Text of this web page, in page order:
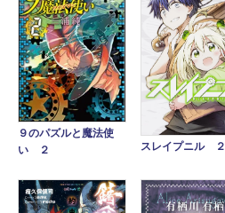
９のパズルと魔法使
い ２
スレイプニル ２